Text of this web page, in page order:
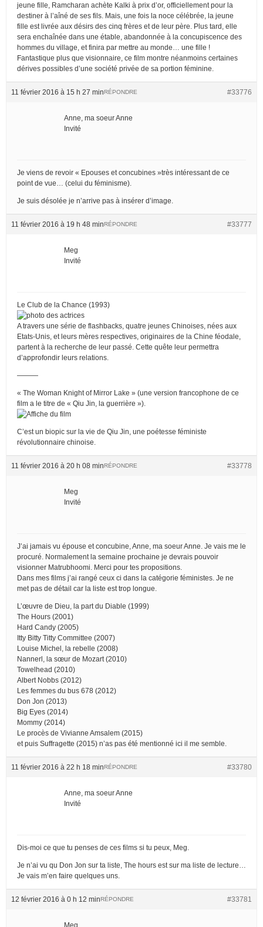
jeune fille, Ramcharan achète Kalki à prix d’or, officiellement pour la
destiner à l’aîné de ses fils. Mais, une fois la noce célébrée, la jeune
fille est livrée aux désirs des cinq frères et de leur père. Plus tard, elle
sera enchaînée dans une étable, abandonnée à la concupiscence des
hommes du village, et finira par mettre au monde… une fille !
Fantastique plus que visionnaire, ce film montre néanmoins certaines
dérives possibles d’une société privée de sa portion féminine.
11 février 2016 à 15 h 27 min #33776
RÉPONDRE
Anne, ma soeur Anne
Invité
Je viens de revoir « Epouses et concubines »très intéressant de ce
point de vue… (celui du féminisme).
Je suis désolée je n’arrive pas à insérer d’image.
11 février 2016 à 19 h 48 min #33777
RÉPONDRE
Meg
Invité
Le Club de la Chance (1993)
A travers une série de flashbacks, quatre jeunes Chinoises, nées aux
Etats-Unis, et leurs mères respectives, originaires de la Chine féodale,
partent à la recherche de leur passé. Cette quête leur permettra
d’approfondir leurs relations.
———
« The Woman Knight of Mirror Lake » (une version francophone de ce
film a le titre de « Qiu Jin, la guerrière »).
C’est un biopic sur la vie de Qiu Jin, une poétesse féministe
révolutionnaire chinoise.
11 février 2016 à 20 h 08 min #33778
RÉPONDRE
Meg
Invité
J’ai jamais vu épouse et concubine, Anne, ma soeur Anne. Je vais me le
procuré. Normalement la semaine prochaine je devrais pouvoir
visionner Matrubhoomi. Merci pour tes propositions.
Dans mes films j’ai rangé ceux ci dans la catégorie féministes. Je ne
met pas de détail car la liste est trop longue.
L’œuvre de Dieu, la part du Diable (1999)
The Hours (2001)
Hard Candy (2005)
Itty Bitty Titty Committee (2007)
Louise Michel, la rebelle (2008)
Nannerl, la sœur de Mozart (2010)
Towelhead (2010)
Albert Nobbs (2012)
Les femmes du bus 678 (2012)
Don Jon (2013)
Big Eyes (2014)
Mommy (2014)
Le procès de Vivianne Amsalem (2015)
et puis Suffragette (2015) n’as pas été mentionné ici il me semble.
11 février 2016 à 22 h 18 min #33780
RÉPONDRE
Anne, ma soeur Anne
Invité
Dis-moi ce que tu penses de ces films si tu peux, Meg.
Je n’ai vu qu Don Jon sur ta liste, The hours est sur ma liste de lecture…
Je vais m’en faire quelques uns.
12 février 2016 à 0 h 12 min #33781
RÉPONDRE
Meg